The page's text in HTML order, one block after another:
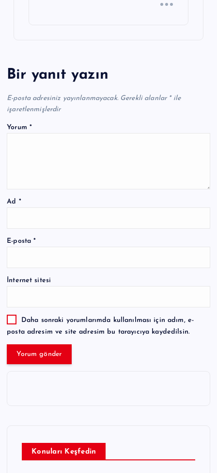
Bir yanıt yazın
E-posta adresiniz yayınlanmayacak. Gerekli alanlar *ile
işaretlenmişlerdir
Yorum *
Ad *
E-posta*
İnternet sitesi
Daha sonraki yorumlarımda kullanılması için adım, e-
posta adresim ve site adresim bu tarayıcıya kaydedilsin.
Konuları Keşfedin